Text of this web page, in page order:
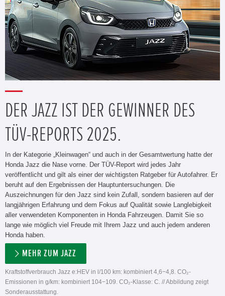
DER JAZZ IST DER GEWINNER DES
TÜV-REPORTS 2025.
In der Kategorie „Kleinwagen“ und auch in der Gesamtwertung hatte der
Honda Jazz die Nase vorne. Der TÜV-Report wird jedes Jahr
veröffentlicht und gilt als einer der wichtigsten Ratgeber für Autofahrer. Er
beruht auf den Ergebnissen der Hauptuntersuchungen. Die
Auszeichnungen für den Jazz sind kein Zufall, sondern basieren auf der
langjährigen Erfahrung und dem Fokus auf Qualität sowie Langlebigkeit
aller verwendeten Komponenten in Honda Fahrzeugen. Damit Sie so
lange wie möglich viel Freude mit Ihrem Jazz und auch jedem anderen
Honda haben.
MEHR ZUM JAZZ
Kraftstoffverbrauch Jazz e:HEV in l/100 km: kombiniert 4,6−4,8. CO₂-
Emissionen in g/km: kombiniert 104−109. CO₂-Klasse: C. // Abbildung zeigt
Sonderausstattung.